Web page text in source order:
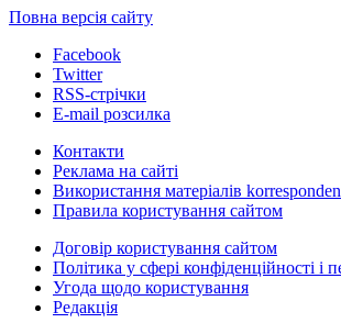
Повна версія сайту
Facebook
Twitter
RSS-стрічки
E-mail розсилка
Контакти
Реклама на сайті
Використання матеріалів
Правила користування сайтом
Договір користування сайтом
Політика у сфері конфіденційності і
Угода щодо користування
Редакція